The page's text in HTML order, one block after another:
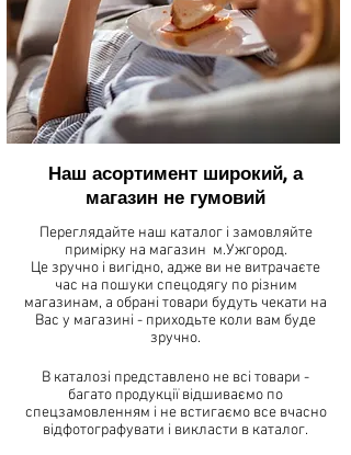
Наш асортимент широкий, а
магазин не гумовий
Переглядайте наш каталог і замовляйте
примірку на магазин м.Ужгород.
Це зручно і вигідно, адже ви не витрачаєте
час на пошуки спецодягу по різним
магазинам, а обрані товари будуть чекати на
Вас у магазині - приходьте коли вам буде
зручно.
В каталозі представлено не всі товари -
багато продукції відшиваємо по
спецзамовленням і не встигаємо все вчасно
відфотографувати і викласти в каталог.